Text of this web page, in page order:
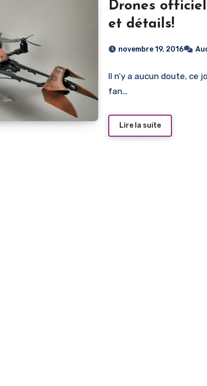
Drones
et détails!
novembre 19, 2016
Il n’y a aucun doute, ce
fan…
Lire la suite